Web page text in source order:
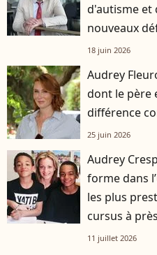
d'autisme et
nouveaux
18 juin 2026
Audrey
dont le père
différence
25 juin 2026
Audrey
forme dans
les plus
cursus à
11 juillet 2026